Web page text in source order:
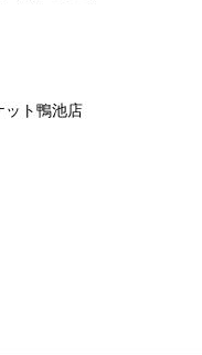
ット鴨池店